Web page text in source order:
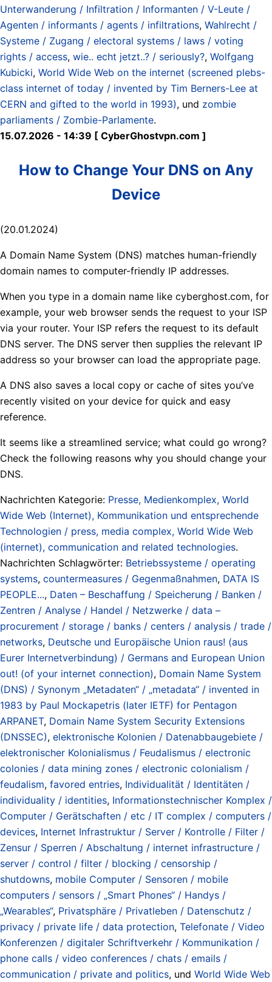
Unterwanderung / Infiltration / Informanten / V-Leute /
Agenten / informants / agents / infiltrations, Wahlrecht /
Systeme / Zugang / electoral systems / laws / voting
rights / access, wie.. echt jetzt..? / seriously?, Wolfgang
Kubicki, World Wide Web on the internet (screened plebs-
class internet of today / invented by Tim Berners-Lee at
CERN and gifted to the world in 1993), und zombie
parliaments / Zombie-Parlamente.
15.07.2026 - 14:39 [ CyberGhostvpn.com ]
How to Change Your DNS on Any
Device
(20.01.2024)
A Domain Name System (DNS) matches human-friendly
domain names to computer-friendly IP addresses.
When you type in a domain name like cyberghost.com, for
example, your web browser sends the request to your ISP
via your router. Your ISP refers the request to its default
DNS server. The DNS server then supplies the relevant IP
address so your browser can load the appropriate page.
A DNS also saves a local copy or cache of sites you’ve
recently visited on your device for quick and easy
reference.
It seems like a streamlined service; what could go wrong?
Check the following reasons why you should change your
DNS.
Nachrichten Kategorie: Presse, Medienkomplex, World
Wide Web (Internet), Kommunikation und entsprechende
Technologien / press, media complex, World Wide Web
(internet), communication and related technologies.
Nachrichten Schlagwörter: Betriebssysteme / operating
systems, countermeasures / Gegenmaßnahmen, DATA IS
PEOPLE..., Daten – Beschaffung / Speicherung / Banken /
Zentren / Analyse / Handel / Netzwerke / data –
procurement / storage / banks / centers / analysis / trade /
networks, Deutsche und Europäische Union raus! (aus
Eurer Internetverbindung) / Germans and European Union
out! (of your internet connection), Domain Name System
(DNS) / Synonym „Metadaten“ / „metadata“ / invented in
1983 by Paul Mockapetris (later IETF) for Pentagon
ARPANET, Domain Name System Security Extensions
(DNSSEC), elektronische Kolonien / Datenabbaugebiete /
elektronischer Kolonialismus / Feudalismus / electronic
colonies / data mining zones / electronic colonialism /
feudalism, favored entries, Individualität / Identitäten /
individuality / identities, Informationstechnischer Komplex /
Computer / Gerätschaften / etc / IT complex / computers /
devices, Internet Infrastruktur / Server / Kontrolle / Filter /
Zensur / Sperren / Abschaltung / internet infrastructure /
server / control / filter / blocking / censorship /
shutdowns, mobile Computer / Sensoren / mobile
computers / sensors / „Smart Phones“ / Handys /
„Wearables“, Privatsphäre / Privatleben / Datenschutz /
privacy / private life / data protection, Telefonate / Video
Konferenzen / digitaler Schriftverkehr / Kommunikation /
phone calls / video conferences / chats / emails /
communication / private and politics, und World Wide Web